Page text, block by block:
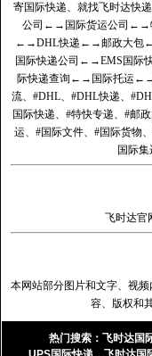
寄国际快递、就找飞时达快
公司 ←→ 国际货运公司 ←→
←→DHL快递 ←→邮政大包
国际快递公司 ←→EMS国际
际快递查询 ←→ 国际托运
流、#DHL、#DHL快递、
国际快递、#特快专递、#邮
运、#国际文件、#国际货物
国际
飞时达官
本网站部分图片和文字、视
容、版权和
热门搜索： 飞时达国